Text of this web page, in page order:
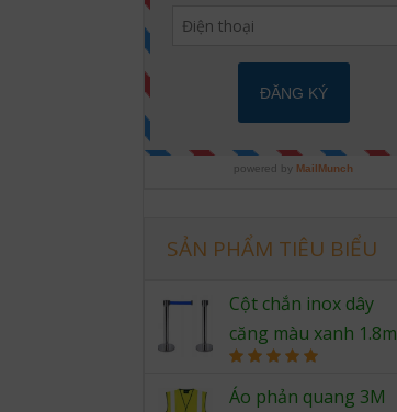
SẢN PHẨM TIÊU BIỂU
Cột chắn inox dây
căng màu xanh 1.8m
out of 5
Áo phản quang 3M